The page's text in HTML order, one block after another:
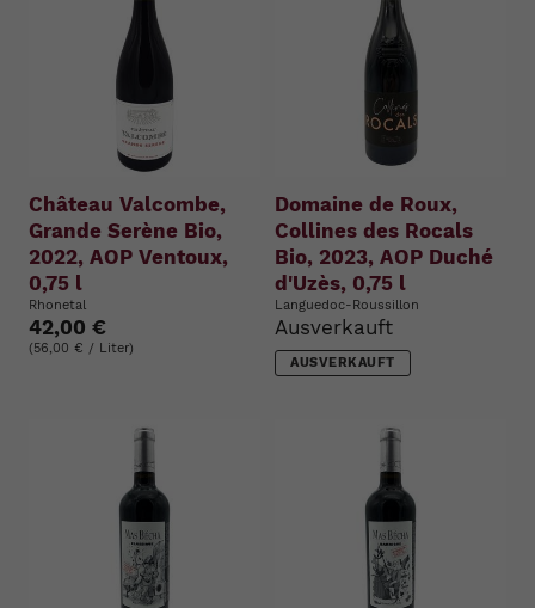
Château Valcombe,
Grande Serène Bio,
2022, AOP Ventoux,
0,75 l
Rhonetal
42,00 €
(56,00 € / Liter)
Domaine de Roux,
Collines des Rocals
Bio, 2023, AOP Duché
d'Uzès, 0,75 l
Languedoc-Roussillon
Ausverkauft
AUSVERKAUFT